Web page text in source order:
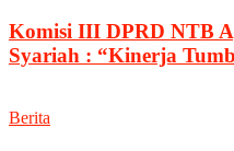
Komisi III DPRD NTB
Syariah : “Kinerja
Berita